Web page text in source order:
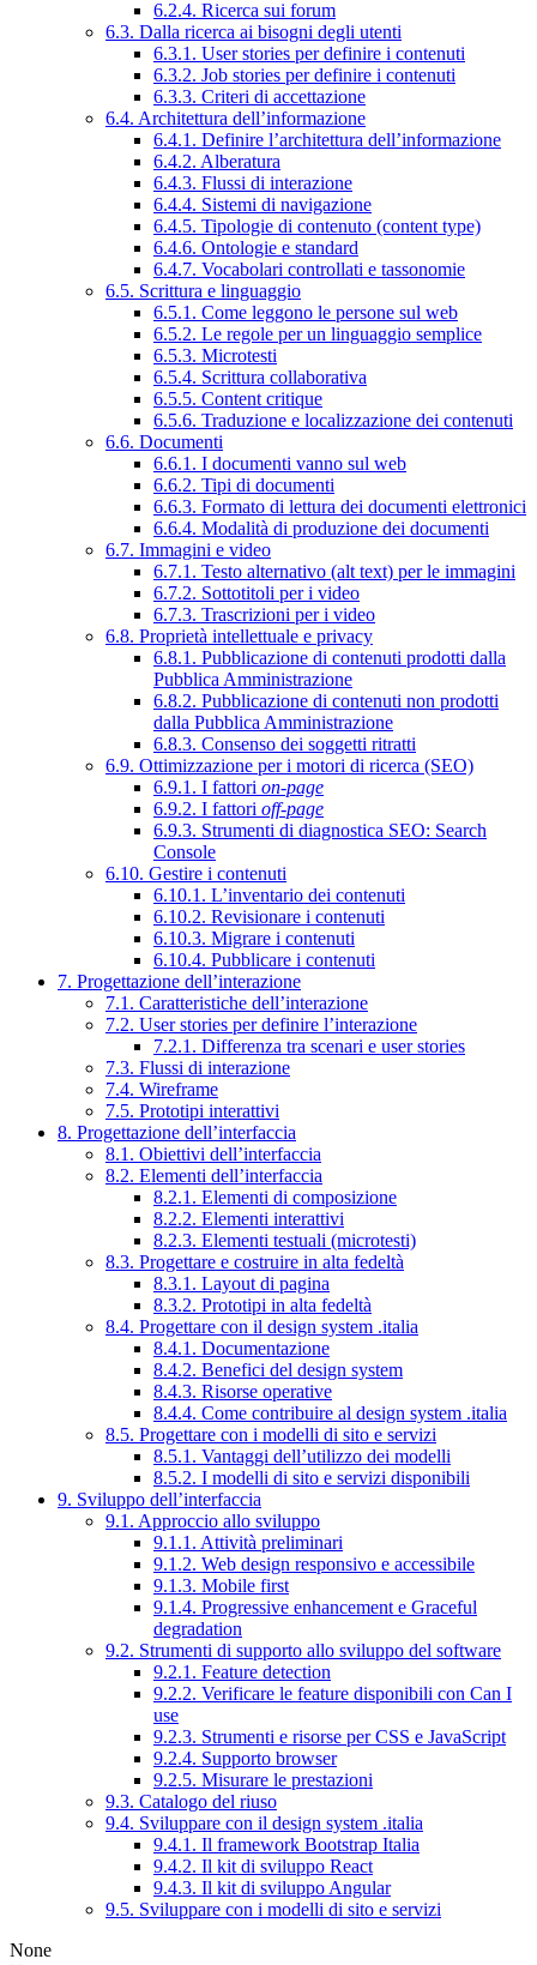
6.2.4. Ricerca sui forum
6.3. Dalla ricerca ai bisogni degli utenti
6.3.1. User stories per definire i contenuti
6.3.2. Job stories per definire i contenuti
6.3.3. Criteri di accettazione
6.4. Architettura dell’informazione
6.4.1. Definire l’architettura dell’informazione
6.4.2. Alberatura
6.4.3. Flussi di interazione
6.4.4. Sistemi di navigazione
6.4.5. Tipologie di contenuto (content type)
6.4.6. Ontologie e standard
6.4.7. Vocabolari controllati e tassonomie
6.5. Scrittura e linguaggio
6.5.1. Come leggono le persone sul web
6.5.2. Le regole per un linguaggio semplice
6.5.3. Microtesti
6.5.4. Scrittura collaborativa
6.5.5. Content critique
6.5.6. Traduzione e localizzazione dei contenuti
6.6. Documenti
6.6.1. I documenti vanno sul web
6.6.2. Tipi di documenti
6.6.3. Formato di lettura dei documenti elettronici
6.6.4. Modalità di produzione dei documenti
6.7. Immagini e video
6.7.1. Testo alternativo (alt text) per le immagini
6.7.2. Sottotitoli per i video
6.7.3. Trascrizioni per i video
6.8. Proprietà intellettuale e privacy
6.8.1. Pubblicazione di contenuti prodotti dalla
Pubblica Amministrazione
6.8.2. Pubblicazione di contenuti non prodotti
dalla Pubblica Amministrazione
6.8.3. Consenso dei soggetti ritratti
6.9. Ottimizzazione per i motori di ricerca (SEO)
6.9.1. I fattori on-page
6.9.2. I fattori off-page
6.9.3. Strumenti di diagnostica SEO: Search
Console
6.10. Gestire i contenuti
6.10.1. L’inventario dei contenuti
6.10.2. Revisionare i contenuti
6.10.3. Migrare i contenuti
6.10.4. Pubblicare i contenuti
7. Progettazione dell’interazione
7.1. Caratteristiche dell’interazione
7.2. User stories per definire l’interazione
7.2.1. Differenza tra scenari e user stories
7.3. Flussi di interazione
7.4. Wireframe
7.5. Prototipi interattivi
8. Progettazione dell’interfaccia
8.1. Obiettivi dell’interfaccia
8.2. Elementi dell’interfaccia
8.2.1. Elementi di composizione
8.2.2. Elementi interattivi
8.2.3. Elementi testuali (microtesti)
8.3. Progettare e costruire in alta fedeltà
8.3.1. Layout di pagina
8.3.2. Prototipi in alta fedeltà
8.4. Progettare con il design system .italia
8.4.1. Documentazione
8.4.2. Benefici del design system
8.4.3. Risorse operative
8.4.4. Come contribuire al design system .italia
8.5. Progettare con i modelli di sito e servizi
8.5.1. Vantaggi dell’utilizzo dei modelli
8.5.2. I modelli di sito e servizi disponibili
9. Sviluppo dell’interfaccia
9.1. Approccio allo sviluppo
9.1.1. Attività preliminari
9.1.2. Web design responsivo e accessibile
9.1.3. Mobile first
9.1.4. Progressive enhancement e Graceful
degradation
9.2. Strumenti di supporto allo sviluppo del software
9.2.1. Feature detection
9.2.2. Verificare le feature disponibili con Can I
use
9.2.3. Strumenti e risorse per CSS e JavaScript
9.2.4. Supporto browser
9.2.5. Misurare le prestazioni
9.3. Catalogo del riuso
9.4. Sviluppare con il design system .italia
9.4.1. Il framework Bootstrap Italia
9.4.2. Il kit di sviluppo React
9.4.3. Il kit di sviluppo Angular
9.5. Sviluppare con i modelli di sito e servizi
None